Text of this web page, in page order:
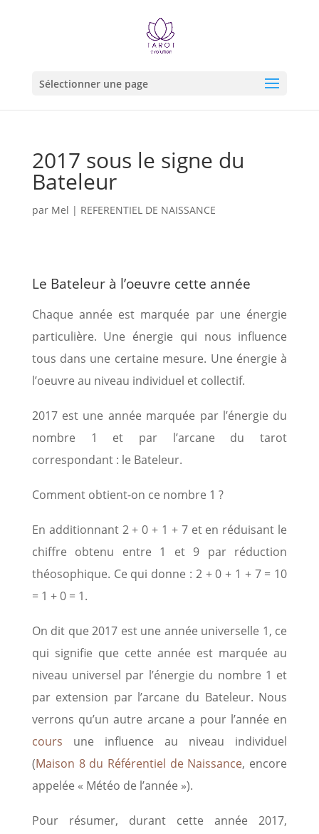
Sélectionner une page
2017 sous le signe du
Bateleur
par Mel | REFERENTIEL DE NAISSANCE
Le Bateleur à l’oeuvre cette année
Chaque année est marquée par une énergie
particulière. Une énergie qui nous influence
tous dans une certaine mesure. Une énergie à
l’oeuvre au niveau individuel et collectif.
2017 est une année marquée par l’énergie du
nombre 1 et par l’arcane du tarot
correspondant : le Bateleur.
Comment obtient-on ce nombre 1 ?
En additionnant 2 + 0 + 1 + 7 et en réduisant le
chiffre obtenu entre 1 et 9 par réduction
théosophique. Ce qui donne : 2 + 0 + 1 + 7 = 10
= 1 + 0 = 1.
On dit que 2017 est une année universelle 1, ce
qui signifie que cette année est marquée au
niveau universel par l’énergie du nombre 1 et
par extension par l’arcane du Bateleur. Nous
verrons qu’un autre arcane a pour l’année en
cours une influence au niveau individuel
(Maison 8 du Référentiel de Naissance, encore
appelée « Météo de l’année »).
Pour résumer, durant cette année 2017,